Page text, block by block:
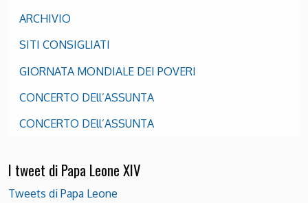
ARCHIVIO
SITI CONSIGLIATI
GIORNATA MONDIALE DEI POVERI
CONCERTO DEll’ASSUNTA
CONCERTO DEll’ASSUNTA
I tweet di Papa Leone XIV
Tweets di Papa Leone